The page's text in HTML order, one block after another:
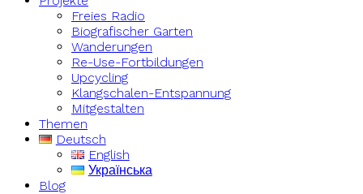
Freies Radio
Biografischer Garten
Wanderungen
Re-Use-Fortbildungen
Upcycling
Klangschalen-Entspannung
Mitgestalten
Themen
Deutsch
English
Українська
Blog